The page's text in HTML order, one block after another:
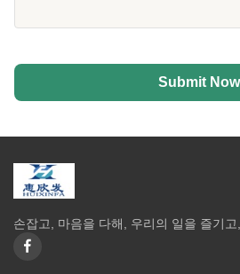
Submit Now
손잡고, 마음을 다해, 우리의 일을 즐기